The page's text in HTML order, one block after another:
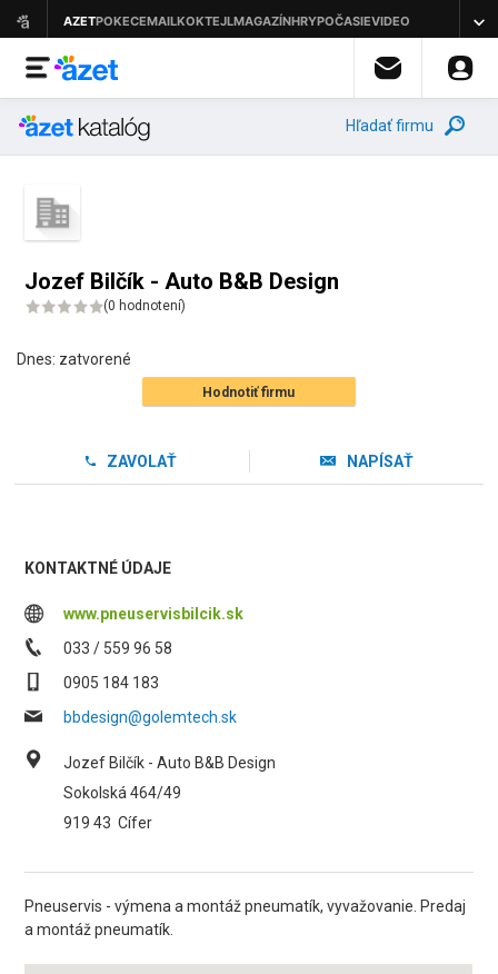
Hľadať firmu
Jozef Bilčík - Auto B&B Design
(0 hodnotení)
Dnes: zatvorené
Hodnotiť firmu
ZAVOLAŤ NAPÍSAŤ
KONTAKTNÉ ÚDAJE
www.pneuservisbilcik.sk
033 / 559 96 58
0905 184 183
bbdesign@golemtech.sk
Jozef Bilčík - Auto B&B Design
Sokolská 464/49
919 43 Cífer
Pneuservis - výmena a montáž pneumatík, vyvažovanie. Predaj
a montáž pneumatík.